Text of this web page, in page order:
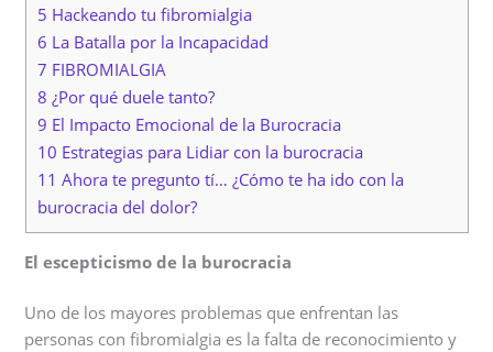
5 Hackeando tu fibromialgia
6 La Batalla por la Incapacidad
7 FIBROMIALGIA
8 ¿Por qué duele tanto?
9 El Impacto Emocional de la Burocracia
10 Estrategias para Lidiar con la burocracia
11 Ahora te pregunto tí… ¿Cómo te ha ido con la
burocracia del dolor?
El escepticismo de la burocracia
Uno de los mayores problemas que enfrentan las
personas con fibromialgia es la falta de reconocimiento y